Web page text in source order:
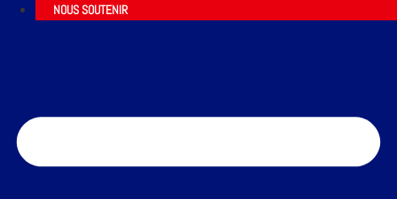
NOUS SOUTENIR